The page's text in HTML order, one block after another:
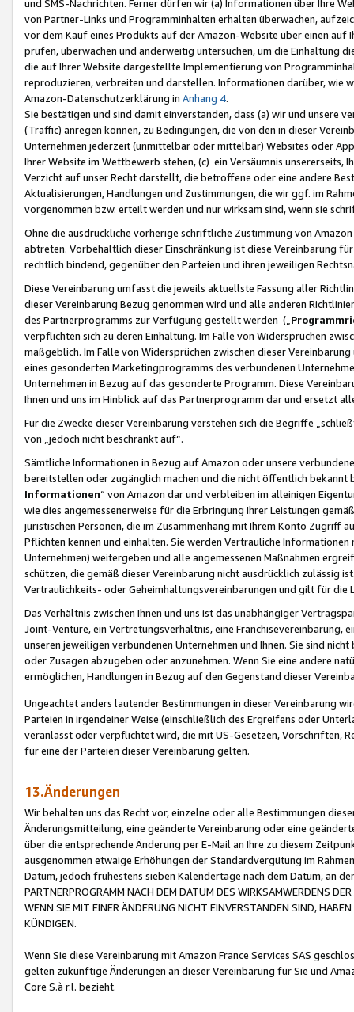
und SMS-Nachrichten. Ferner dürfen wir (a) Informationen über Ihre
von Partner-Links und Programminhalten erhalten überwachen,
vor dem Kauf eines Produkts auf der Amazon-Website über einen
prüfen, überwachen und anderweitig untersuchen, um die Einhaltung
die auf Ihrer Website dargestellte Implementierung von
reproduzieren, verbreiten und darstellen. Informationen darüber, wie
Amazon-Datenschutzerklärung in Anhang 4.
Sie bestätigen und sind damit einverstanden, dass (a) wir und
(Traffic) anregen können, zu Bedingungen, die von den in dieser
Unternehmen jederzeit (unmittelbar oder mittelbar) Websites oder
Ihrer Website im Wettbewerb stehen, (c) ein Versäumnis unsererseits,
Verzicht auf unser Recht darstellt, die betroffene oder eine andere
Aktualisierungen, Handlungen und Zustimmungen, die wir ggf. im
vorgenommen bzw. erteilt werden und nur wirksam sind, wenn sie
Ohne die ausdrückliche vorherige schriftliche Zustimmung von
abtreten. Vorbehaltlich dieser Einschränkung ist diese Vereinbarung
rechtlich bindend, gegenüber den Parteien und ihren jeweiligen
Diese Vereinbarung umfasst die jeweils aktuellste Fassung aller
dieser Vereinbarung Bezug genommen wird und alle anderen
des Partnerprogramms zur Verfügung gestellt werden („
verpflichten sich zu deren Einhaltung. Im Falle von Widersprüchen
maßgeblich. Im Falle von Widersprüchen zwischen dieser
eines gesonderten Marketingprogramms des verbundenen
Unternehmen in Bezug auf das gesonderte Programm. Diese
Ihnen und uns im Hinblick auf das Partnerprogramm dar und ersetzt
Für die Zwecke dieser Vereinbarung verstehen sich die Begriffe
von „jedoch nicht beschränkt auf“.
Sämtliche Informationen in Bezug auf Amazon oder unsere
bereitstellen oder zugänglich machen und die nicht öffentlich
Informationen“ von Amazon dar und verbleiben im alleinigen
wie dies angemessenerweise für die Erbringung Ihrer Leistungen
juristischen Personen, die im Zusammenhang mit Ihrem Konto
Pflichten kennen und einhalten. Sie werden Vertrauliche
Unternehmen) weitergeben und alle angemessenen Maßnahmen
schützen, die gemäß dieser Vereinbarung nicht ausdrücklich zulässig
Vertraulichkeits- oder Geheimhaltungsvereinbarungen und gilt für die
Das Verhältnis zwischen Ihnen und uns ist das unabhängiger
Joint-Venture, ein Vertretungsverhältnis, eine Franchisevereinbarung,
unseren jeweiligen verbundenen Unternehmen und Ihnen. Sie sind
oder Zusagen abzugeben oder anzunehmen. Wenn Sie eine andere
ermöglichen, Handlungen in Bezug auf den Gegenstand dieser
Ungeachtet anders lautender Bestimmungen in dieser Vereinbarung
Parteien in irgendeiner Weise (einschließlich des Ergreifens oder
veranlasst oder verpflichtet wird, die mit US-Gesetzen, Vorschriften,
für eine der Parteien dieser Vereinbarung gelten.
13.Änderungen
Wir behalten uns das Recht vor, einzelne oder alle Bestimmungen
Änderungsmitteilung, eine geänderte Vereinbarung oder eine
über die entsprechende Änderung per E-Mail an Ihre zu diesem
ausgenommen etwaige Erhöhungen der Standardvergütung im
Datum, jedoch frühestens sieben Kalendertage nach dem Datum, an
PARTNERPROGRAMM NACH DEM DATUM DES WIRKSAMWERDENS
WENN SIE MIT EINER ÄNDERUNG NICHT EINVERSTANDEN SIND,
KÜNDIGEN.
Wenn Sie diese Vereinbarung mit Amazon France Services SAS
gelten zukünftige Änderungen an dieser Vereinbarung für Sie und
Core S.à r.l. bezieht.